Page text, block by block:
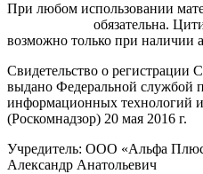
При любом использовании
обязательна.
возможно только при наличии
Свидетельство о регистрации
выдано Федеральной службой
информационных технологий
(Роскомнадзор) 20 мая 2016 г.
Учредитель: ООО «Альфа
Александр Анатольевич